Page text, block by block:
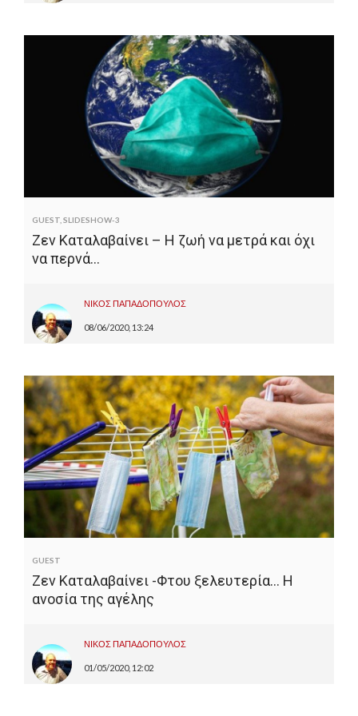
GUEST SLIDESHOW-3
Ζεν Καταλαβαίνει – Η ζωή να μετρά και όχι
να περνά…
ΝΙΚΟΣ ΠΑΠΑΔΟΠΟΥΛΟΣ
08/06/2020, 13:24
GUEST
Ζεν Καταλαβαίνει -Φτου ξελευτερία… Η
ανοσία της αγέλης
ΝΙΚΟΣ ΠΑΠΑΔΟΠΟΥΛΟΣ
01/05/2020, 12:02